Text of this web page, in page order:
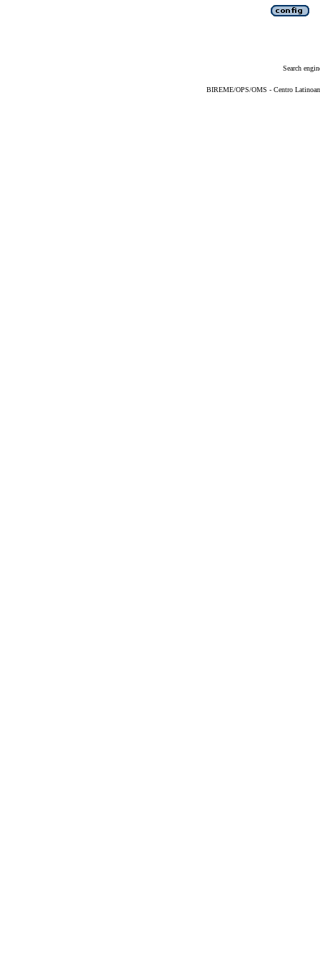
Search
BIREME/OPS/OMS - Centro